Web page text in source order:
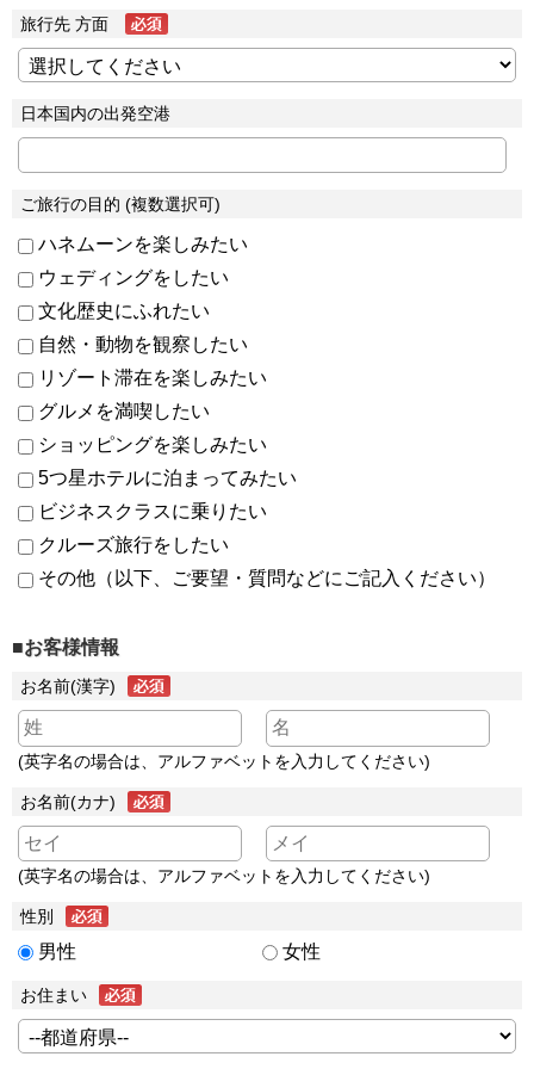
旅行先 方面
日本国内の出発空港
ご旅行の目的 (複数選択可)
ハネムーンを楽しみたい
ウェディングをしたい
文化歴史にふれたい
自然・動物を観察したい
リゾート滞在を楽しみたい
グルメを満喫したい
ショッピングを楽しみたい
5つ星ホテルに泊まってみたい
ビジネスクラスに乗りたい
クルーズ旅行をしたい
その他（以下、ご要望・質問などにご記入ください）
■お客様情報
お名前(漢字)
(英字名の場合は、アルファベットを入力してください)
お名前(カナ)
(英字名の場合は、アルファベットを入力してください)
性別
男性 女性
お住まい